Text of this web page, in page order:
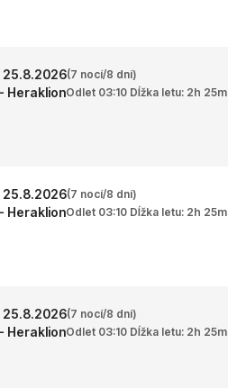
25.8.2026(7 nocí/8 dní)
HeraklionOdlet 03:10 Dĺžka letu: 2h 25m
25.8.2026(7 nocí/8 dní)
HeraklionOdlet 03:10 Dĺžka letu: 2h 25m
25.8.2026(7 nocí/8 dní)
HeraklionOdlet 03:10 Dĺžka letu: 2h 25m